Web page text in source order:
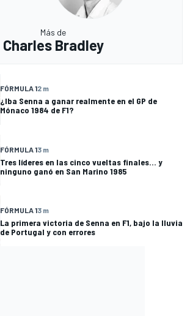
Más de
Charles Bradley
FÓRMULA 12 m
¿Iba Senna a ganar realmente en el GP de
Mónaco 1984 de F1?
FÓRMULA 13 m
Tres líderes en las cinco vueltas finales... y
ninguno ganó en San Marino 1985
FÓRMULA 13 m
La primera victoria de Senna en F1, bajo la lluvia
de Portugal y con errores